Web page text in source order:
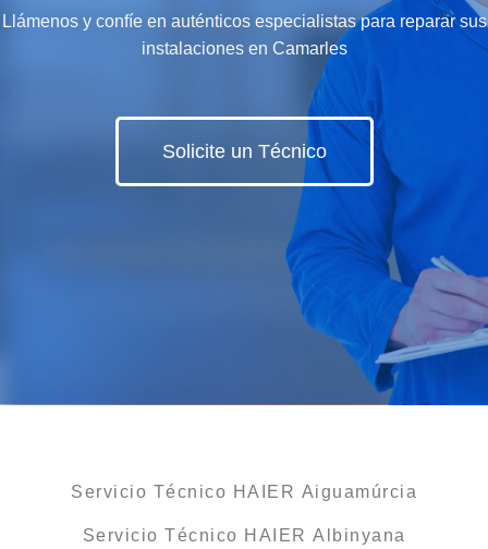
Llámenos y confíe en auténticos especialistas para reparar sus
instalaciones en Camarles
Solicite un Técnico
Servicio Técnico HAIER Aiguamúrcia
Servicio Técnico HAIER Albinyana